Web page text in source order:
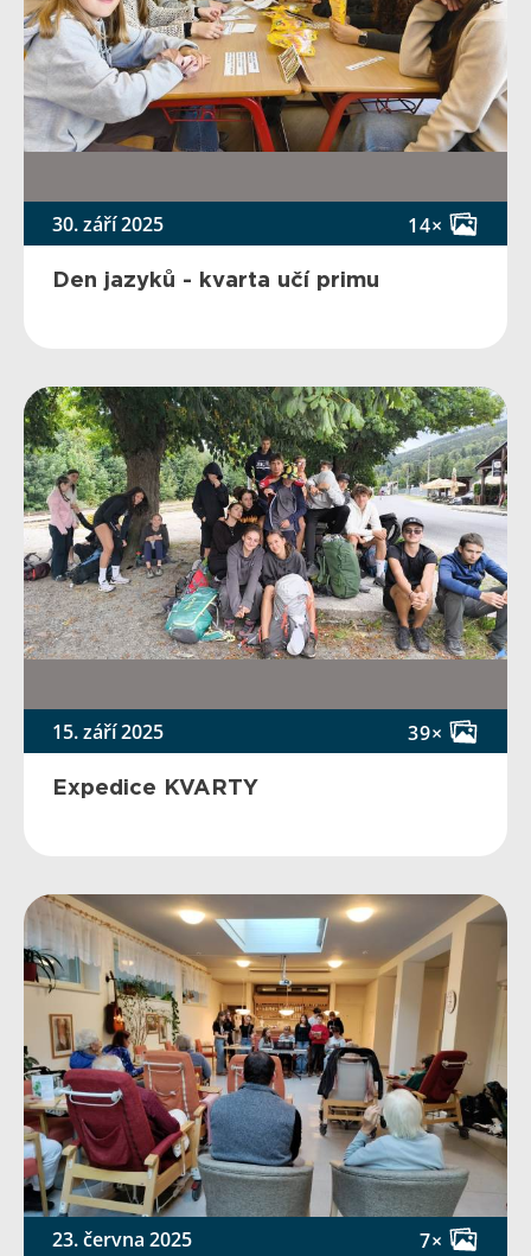
30. září 2025 14×
Den jazyků - kvarta učí primu
15. září 2025 39×
Expedice KVARTY
23. června 2025 7×